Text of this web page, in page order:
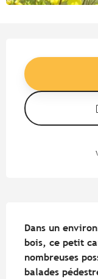
Dans un
bois, ce petit
nombreuses
balades